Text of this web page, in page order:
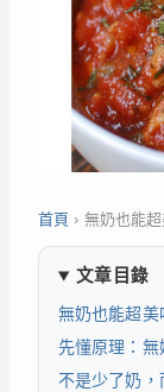
首頁 › 無奶也能
文章目錄
無奶也能超美
先懂原理：
不是少了奶